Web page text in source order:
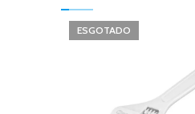
ESGOTADO